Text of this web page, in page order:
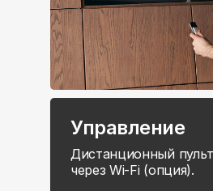
Управление
Дистанционный
через Wi-Fi (опция).